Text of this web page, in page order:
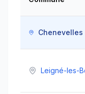
Chenevelles
Leigné-les-